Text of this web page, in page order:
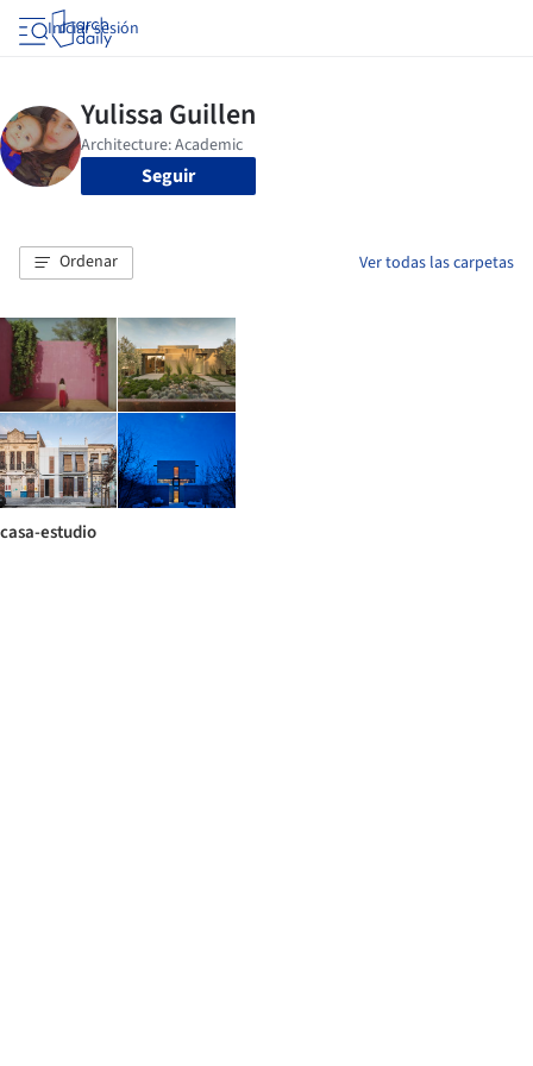
Iniciar sesión
Seguir
Ordenar Ver todas las carpetas
casa-estudio